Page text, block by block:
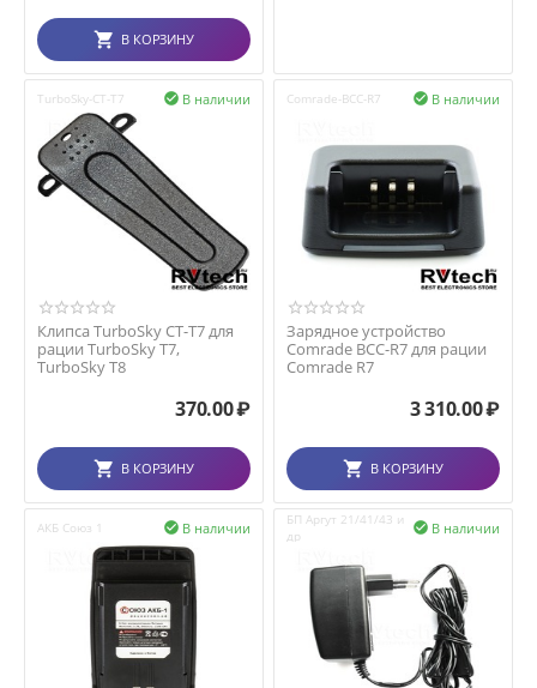
В КОРЗИНУ
TurboSky-CT-T7 В наличии

Клипса TurboSky CT-T7 для
рации TurboSky T7,
TurboSky T8
370.00₽
В КОРЗИНУ
Comrade-BCC-R7 В наличии

Зарядное устройство
Comrade BCC-R7 для рации
Comrade R7
3 310.00₽
В КОРЗИНУ
АКБ Союз 1 В наличии

БП Аргут 21/41/43 и
др
В наличии
